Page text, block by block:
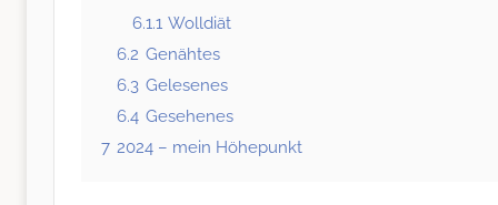
6.1.1 Wolldiät
6.2 Genähtes
6.3 Gelesenes
6.4 Gesehenes
7 2024 – mein Höhepunkt